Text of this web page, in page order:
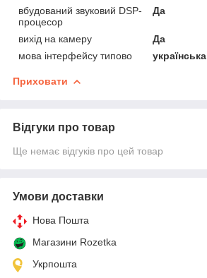
вбудований звуковий DSP-
процесор
Да
вихід на камеру
Да
мова інтерфейсу типово
українська
Приховати
Відгуки про товар
Ще немає відгуків про цей товар
Умови доставки
Нова Пошта
Магазини Rozetka
Укрпошта